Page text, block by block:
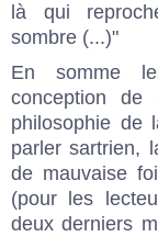
là qui
sombre (...)"
En somme
conception de
philosophie de
parler sartrien,
de mauvaise
(pour les
deux derniers